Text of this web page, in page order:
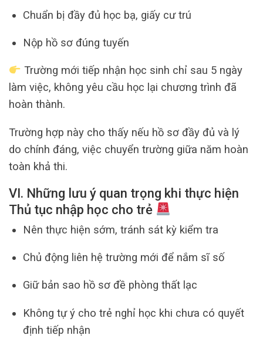
Chuẩn bị đầy đủ học bạ, giấy cư trú
Nộp hồ sơ đúng tuyến
Trường mới tiếp nhận học sinh chỉ sau 5 ngày
làm việc, không yêu cầu học lại chương trình đã
hoàn thành.
Trường hợp này cho thấy nếu hồ sơ đầy đủ và lý
do chính đáng, việc chuyển trường giữa năm hoàn
toàn khả thi.
VI. Những lưu ý quan trọng khi thực hiện
Thủ tục nhập học cho trẻ
Nên thực hiện sớm, tránh sát kỳ kiểm tra
Chủ động liên hệ trường mới để nắm sĩ số
Giữ bản sao hồ sơ đề phòng thất lạc
Không tự ý cho trẻ nghỉ học khi chưa có quyết
định tiếp nhận